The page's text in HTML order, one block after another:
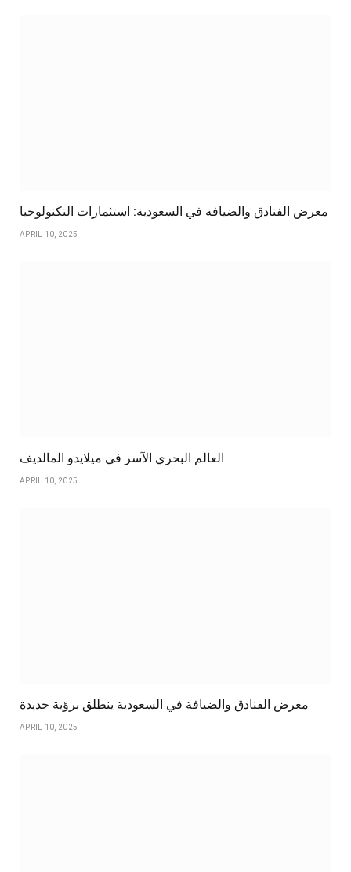
معرض الفنادق والضيافة في السعودية: استثمارات التكنولوجيا
APRIL 10, 2025
العالم البحري الآسر في ميلايدو المالديف
APRIL 10, 2025
معرض الفنادق والضيافة في السعودية ينطلق برؤية جديدة
APRIL 10, 2025